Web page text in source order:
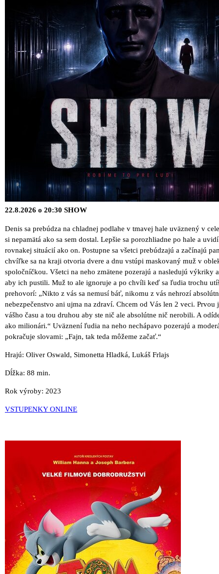
22.8.2026 o 20:30 SHOW
Denis sa prebúdza na chladnej podlahe v tmavej hale uväznený v
si nepamätá ako sa sem dostal. Lepšie sa porozhliadne po hale a
rovnakej situácií ako on. Postupne sa všetci prebúdzajú a začínajú
chvíľke sa na kraji otvoria dvere a dnu vstúpi maskovaný muž v
spoločníčkou. Všetci na neho zmätene pozerajú a nasledujú výkriky
aby ich pustili. Muž to ale ignoruje a po chvíli keď sa ľudia trochu
prehovorí: „Nikto z vás sa nemusí báť, nikomu z vás nehrozí
nebezpečenstvo ani ujma na zdraví. Chcem od Vás len 2 veci. Prvou
vášho času a tou druhou aby ste nič ale absolútne nič nerobili. A
ako milionári.“ Uväznení ľudia na neho nechápavo pozerajú a
pokračuje slovami: „Fajn, tak teda môžeme začať.“
Hrajú: Oliver Oswald, Simonetta Hladká, Lukáš Frlajs
Dĺžka: 88 min.
Rok výroby: 2023
VSTUPENKY ONLINE